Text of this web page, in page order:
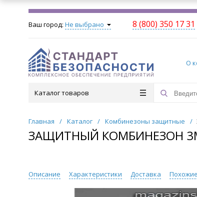
Ваш город: Не выбрано 8 (800) 350 17 31
О
Каталог товаров
Главная / Каталог / Комбинезоны защитные /
ЗАЩИТНЫЙ КОМБИНЕЗОН
Описание Характеристики Доставка